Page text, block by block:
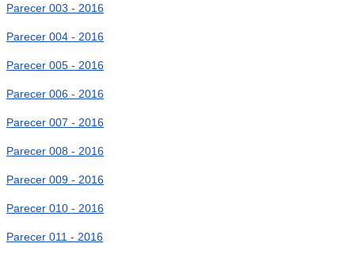
Parecer 003 - 2016
Parecer 004 - 2016
Parecer 005 - 2016
Parecer 006 - 2016
Parecer 007 - 2016
Parecer 008 - 2016
Parecer 009 - 2016
Parecer 010 - 2016
Parecer 011 - 2016